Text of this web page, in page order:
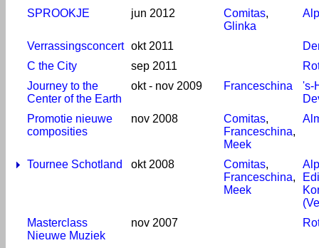
SPROOKJE
jun 2012 Comitas,
Glinka
Verrassingsconcert okt 2011
C the City
sep 2011
Journey to the
Center of the Earth
okt - nov 2009 Franceschina
's-
Promotie nieuwe
composities
nov 2008 Comitas,
Franceschina,
Meek
Tournee Schotland okt 2008 Comitas,
Franceschina,
Meek
Masterclass
Nieuwe Muziek
nov 2007